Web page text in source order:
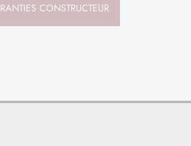
CONSTRUCTEUR